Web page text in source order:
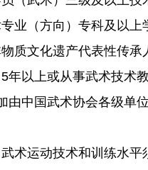
业（方向）专科及以上
质文化遗产代表性传承
年以上或从事武术技术
由中国武术协会各级
术运动技术和训练水